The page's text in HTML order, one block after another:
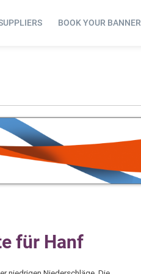
BOOK YOUR BANNER
für Hanf